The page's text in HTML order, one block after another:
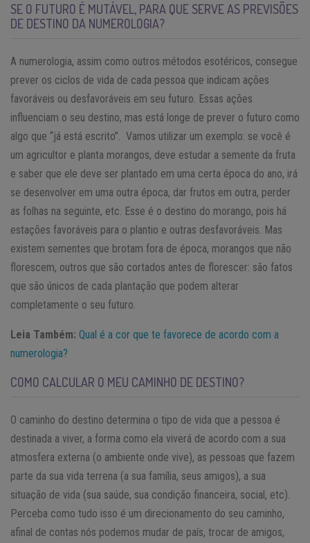
SE O FUTURO É MUTÁVEL, PARA QUE SERVE AS PREVISÕES
DE DESTINO DA NUMEROLOGIA?
A numerologia, assim como outros métodos esotéricos, consegue
prever os ciclos de vida de cada pessoa que indicam ações
favoráveis ou desfavoráveis em seu futuro. Essas ações
influenciam o seu destino, mas está longe de prever o futuro como
algo que “já está escrito”. Vamos utilizar um exemplo: se você é
um agricultor e planta morangos, deve estudar a semente da fruta
e saber que ele deve ser plantado em uma certa época do ano, irá
se desenvolver em uma outra época, dar frutos em outra, perder
as folhas na seguinte, etc. Esse é o destino do morango, pois há
estações favoráveis para o plantio e outras desfavoráveis. Mas
existem sementes que brotam fora de época, morangos que não
florescem, outros que são cortados antes de florescer: são fatos
que são únicos de cada plantação que podem alterar
completamente o seu futuro.
Leia Também: Qual é a cor que te favorece de acordo com a
numerologia?
COMO CALCULAR O MEU CAMINHO DE DESTINO?
O caminho do destino determina o tipo de vida que a pessoa é
destinada a viver, a forma como ela viverá de acordo com a sua
atmosfera externa (o ambiente onde vive), as pessoas que fazem
parte da sua vida terrena (a sua família, seus amigos), a sua
situação de vida (sua saúde, sua condição financeira, social, etc).
Perceba como tudo isso é um direcionamento do seu caminho,
afinal de contas nós podemos mudar de país, trocar de amigos,